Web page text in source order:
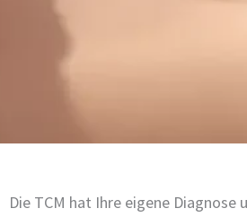
Die TCM hat Ihre eigene Diagnose